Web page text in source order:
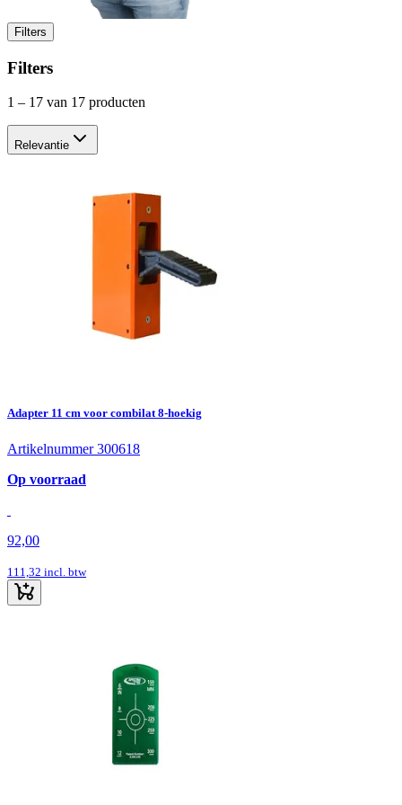
Filters
Filters
1 – 17 van 17 producten
Relevantie
Adapter 11 cm voor combilat 8-hoekig
Artikelnummer 300618
Op voorraad
92,00
111,32 incl. btw